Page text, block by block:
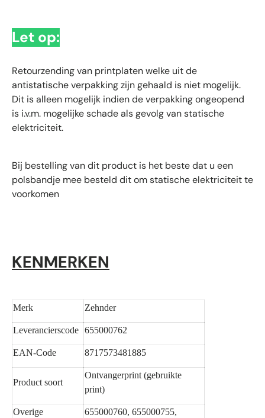
Let op:
Retourzending van printplaten welke uit de
antistatische verpakking zijn gehaald is niet mogelijk.
Dit is alleen mogelijk indien de verpakking ongeopend
is i.v.m. mogelijke schade als gevolg van statische
elektriciteit.
Bij bestelling van dit product is het beste dat u een
polsbandje mee besteld dit om statische elektriciteit te
voorkomen
KENMERKEN
Merk Zehnder
Leverancierscode 655000762
EAN-Code 8717573481885
Product soort
Ontvangerprint (gebruikte
print)
Overige
655000760, 655000755,